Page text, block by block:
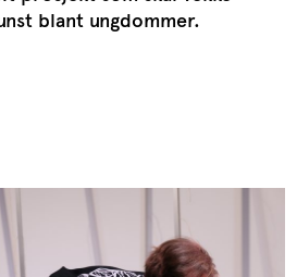
blant ungdommer.